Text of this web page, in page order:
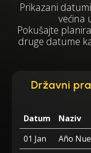
Prikazani
većina
Pokušajte
druge datume
Državni
Datum Naziv
01 Jan
Año